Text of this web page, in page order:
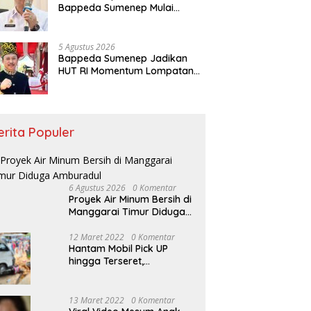
Bappeda Sumenep Mulai
5 Agustus 2026
Bappeda Sumenep Jadikan
HUT RI Momentum Lompatan
Populer
6 Agustus 2026 0 Komentar
Proyek Air Minum Bersih di
Manggarai Timur Diduga
12 Maret 2022 0 Komentar
Hantam Mobil Pick UP
hingga Terseret,
Sumenep
13 Maret 2022 0 Komentar